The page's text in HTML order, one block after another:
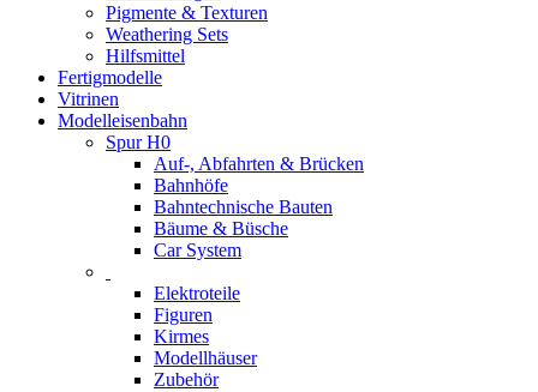
Pigmente & Texturen
Weathering Sets
Hilfsmittel
Fertigmodelle
Vitrinen
Modelleisenbahn
Spur H0
Auf-, Abfahrten & Brücken
Bahnhöfe
Bahntechnische Bauten
Bäume & Büsche
Car System
Elektroteile
Figuren
Kirmes
Modellhäuser
Zubehör